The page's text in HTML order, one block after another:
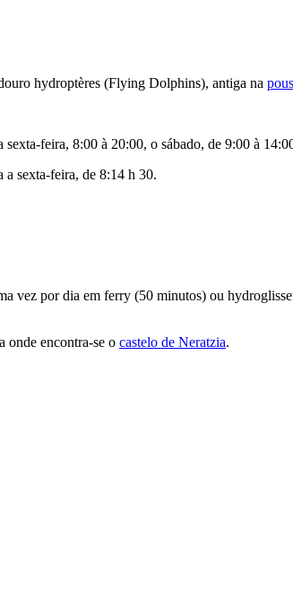
hydroptères (Flying Dolphins), antiga na
feira, 8:00 à 20:00, o sábado, de 9:00 à
sexta-feira, de 8:14 h 30.
vez por dia em ferry (50 minutos) ou
onde encontra-se o castelo de Neratzia.